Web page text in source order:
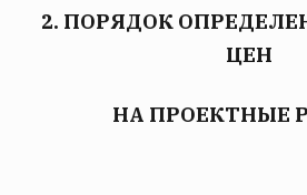
2. ПОРЯДОК
ЦЕН
НА ПРОЕКТНЫЕ